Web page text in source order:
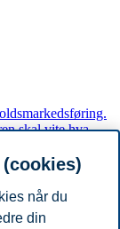
skal vite hva
når du
din